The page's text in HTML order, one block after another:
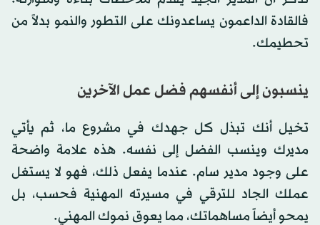
فالقادة الداعمون يساعدونك على التطور والنمو بدلاً من
تحطيمك.
ينسبون إلى أنفسهم فضل عمل الآخرين
تخيل أنك تبذل كل جهدك في مشروع ما، ثم يأتي
مديرك وينسب الفضل إلى نفسه. هذه علامة واضحة
على وجود مدير سام. عندما يفعل ذلك، فهو لا يستغل
عملك الجاد للترقي في مسيرته المهنية فحسب، بل
يمحو أيضاً مساهماتك، مما يعوق نموك المهني.